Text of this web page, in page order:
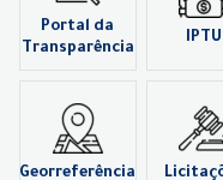
Portal da
Transparência
IPTU
Georreferência